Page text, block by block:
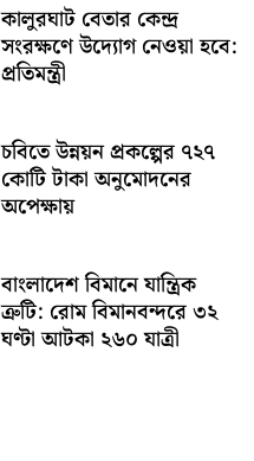
কালুরঘাট বেতার কেন্দ্র
সংরক্ষণে উদ্যোগ নেওয়া হবে:
প্রতিমন্ত্রী
চবিতে উন্নয়ন প্রকল্পের ৭২৭
কোটি টাকা অনুমোদনের
অপেক্ষায়
বাংলাদেশ বিমানে যান্ত্রিক
ত্রুটি: রোম বিমানবন্দরে ৩২
ঘণ্টা আটকা ২৬০ যাত্রী